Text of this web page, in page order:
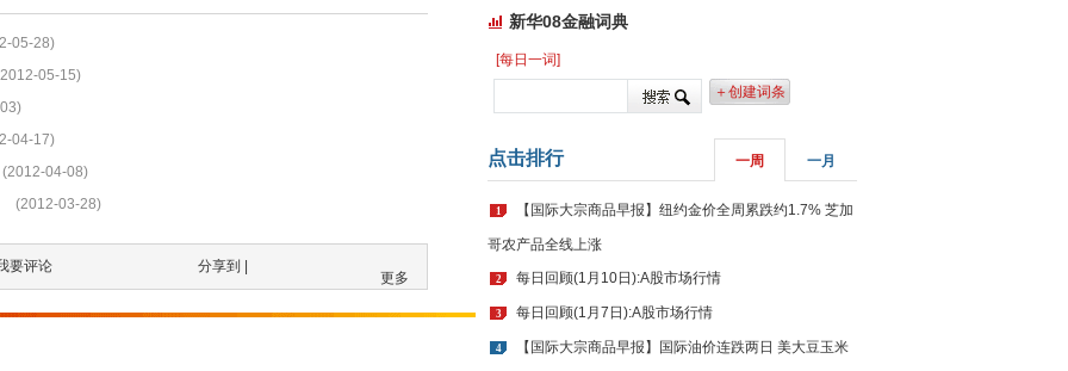
05-28)
05-15)
04-17)
(2012-04-08)
(2012-03-28)
要评论 分享到 |
更多
新华08金融词典
[每日一词]
＋创建词条
点击排行 一周 一月
1 【国际大宗商品早报】纽约金价全周累跌约1.7% 芝加
哥农产品全线上涨
2 每日回顾(1月10日):A股市场行情
3 每日回顾(1月7日):A股市场行情
4 【国际大宗商品早报】国际油价连跌两日 美大豆玉米